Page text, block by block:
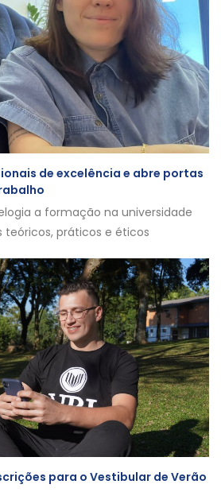
de excelência e abre portas
a formação na universidade
práticos e éticos
para o Vestibular de Verão